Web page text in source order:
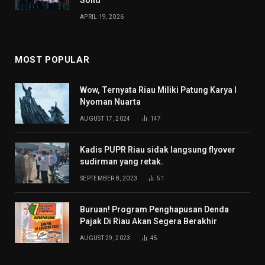
APRIL 19, 2026
MOST POPULAR
Wow, Ternyata Riau Miliki Patung Karya I
Nyoman Nuarta
AUGUST 17, 2024 147
Kadis PUPR Riau sidak langsung flyover
sudirman yang retak.
SEPTEMBER 8, 2023 51
Buruan! Program Penghapusan Denda
Pajak Di Riau Akan Segera Berakhir
AUGUST 29, 2023 45